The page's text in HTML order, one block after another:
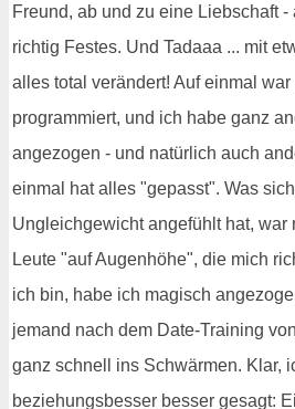
Freund, ab und zu eine Liebschaft
richtig Festes. Und Tadaaa ... mit
alles total verändert! Auf einmal
programmiert, und ich habe ganz
angezogen - und natürlich auch
einmal hat alles "gepasst". Was
Ungleichgewicht angefühlt hat, war
Leute "auf Augenhöhe", die mich
ich bin, habe ich magisch
jemand nach dem Date-Training
ganz schnell ins Schwärmen. Klar,
beziehungsbesser besser gesagt: